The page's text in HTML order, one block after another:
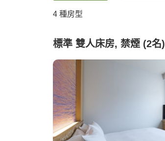
4 種房型
標準 雙人床房, 禁煙 (2名)